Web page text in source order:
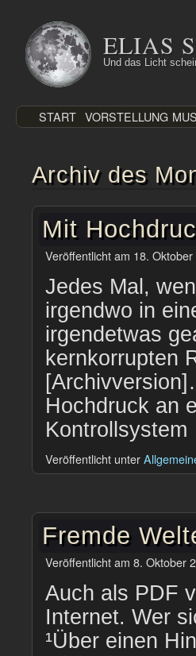
Inhalt
springen
ELIAS
Und das Licht
START VORSTELLUNG
Archiv des
Mit
Veröffentlicht am 18.
Jedes Mal,
irgendwo in
irgendetwas
kernkorrupten
Hochdruck an
Veröffentlicht unter
Fremde
Veröffentlicht am 8. Oktober
Auch als PDF
Internet. Wer
¹Über einen